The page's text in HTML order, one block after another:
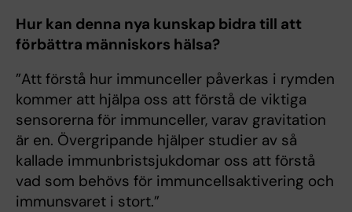
Hur kan denna nya kunskap bidra till att
förbättra människors hälsa?
”Att förstå hur immunceller påverkas i rymden
kommer att hjälpa oss att förstå de viktiga
sensorerna för immunceller, varav gravitation
är en. Övergripande hjälper studier av så
kallade immunbristsjukdomar oss att förstå
vad som behövs för immuncellsaktivering och
immunsvaret i stort.”